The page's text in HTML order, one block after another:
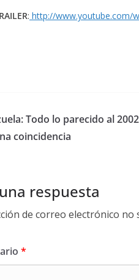
: http://www.youtube.com/
Todo lo parecido al
coincidencia
respuesta
de correo electrónico no
*